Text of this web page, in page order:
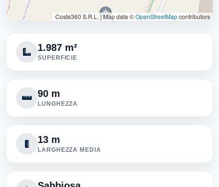
Coste360 S.R.L.|Map data ©OpenStreetMapcontributors
1.987 m²
SUPERFICIE
90 m
LUNGHEZZA
13 m
LARGHEZZA MEDIA